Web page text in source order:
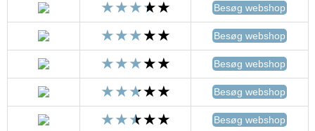
Besøg webshop
Besøg webshop
Besøg webshop
Besøg webshop
Besøg webshop